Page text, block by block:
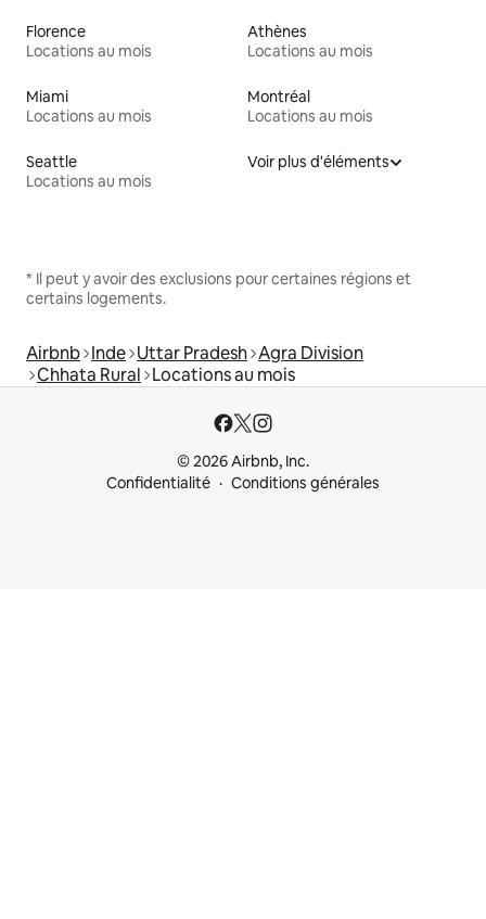
Florence
Locations au mois
Athènes
Locations au mois
Miami
Locations au mois
Montréal
Locations au mois
Seattle
Locations au mois
Voir plus d'éléments
* Il peut y avoir des exclusions pour certaines régions et
certains logements.
Airbnb Inde Uttar Pradesh Agra Division
Chhata Rural Locations au mois
© 2026 Airbnb, Inc.
Confidentialité
Conditions générales